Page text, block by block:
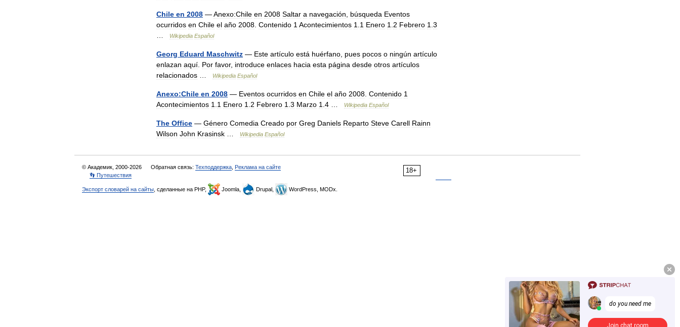
Chile en 2008 —Anexo:Chile en 2008 Saltar a navegación búsqueda Eventos
ocurridos en Chile el año 2008 Contenido 1 Acontecimientos 1 1 Enero 1 2 Febrero 1 3
Wikipedia Español
Georg Eduard Maschwitz — Este artículo está huérfano pues pocos o ningún artículo
enlazan aquí Por favor, introduce enlaces hacia esta página desde otros artículos
relacionados
Wikipedia Español
Anexo:Chile en 2008 — Eventos ocurridos en Chile el año 2008 Contenido 1
Acontecimientos 1 1 Enero 1 2 Febrero 1 3 Marzo 1 4 Wikipedia Español
The Office — Género Comedia Creado por Greg Daniels Reparto Steve Carell Rainn
Wilson John Krasinsk Wikipedia Español
18+
© Академик, 2000-2026 Обратная связь: Техподдержка Реклама на сайте
👣 Путешествия
Экспорт словарей на сайты , сделанные на PHP, Joomla, Drupal, WordPress, MODx.